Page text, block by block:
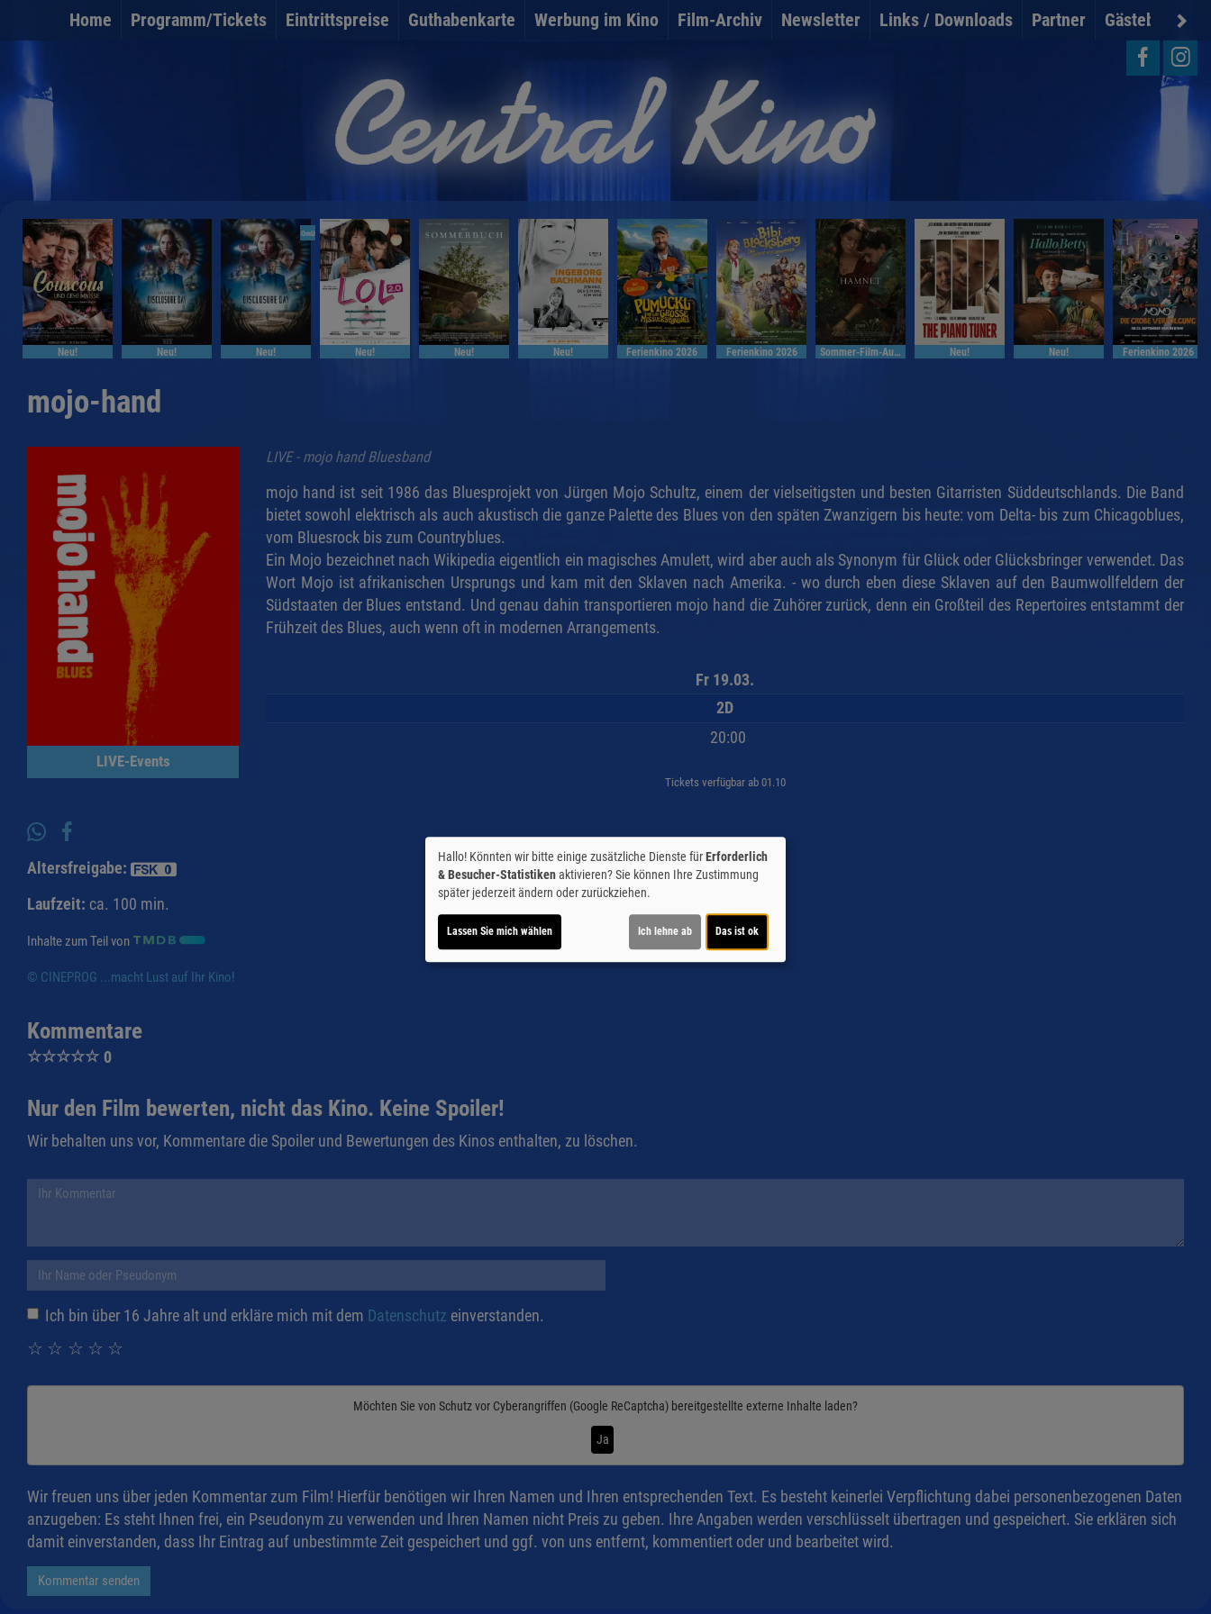
Home Programm/Tickets Eintrittspreise Guthabenkarte Werbung im Kino Film-Archiv Newsletter Links / Downloads Partner Gästebuch
Neu! Neu!
OmU
Neu! Neu! Neu! Neu! Ferienkino 2026 Ferienkino 2026 Sommer-Film-Auslese Neu! Neu! Ferienkino 2026
mojo-hand
LIVE-Events
LIVE - mojo hand Bluesband
mojo hand ist seit 1986 das Bluesprojekt von Jürgen Mojo Schultz, einem der vielseitigsten und besten Gitarristen Süddeutschlands. Die Band
bietet sowohl elektrisch als auch akustisch die ganze Palette des Blues von den späten Zwanzigern bis heute: vom Delta- bis zum Chicagoblues,
vom Bluesrock bis zum Countryblues.
Ein Mojo bezeichnet nach Wikipedia eigentlich ein magisches Amulett, wird aber auch als Synonym für Glück oder Glücksbringer verwendet. Das
Wort Mojo ist afrikanischen Ursprungs und kam mit den Sklaven nach Amerika. - wo durch eben diese Sklaven auf den Baumwollfeldern der
Südstaaten der Blues entstand. Und genau dahin transportieren mojo hand die Zuhörer zurück, denn ein Großteil des Repertoires entstammt der
Frühzeit des Blues, auch wenn oft in modernen Arrangements.
Fr 19.03.
20:00
2D
Tickets verfügbar ab 01.10
Altersfreigabe:
Laufzeit: ca. 100 min.
Inhalte zum Teil von
© CINEPROG ...macht Lust auf Ihr Kino!
Kommentare
☆☆☆☆☆ 0
Nur den Film bewerten, nicht das Kino. Keine Spoiler!
Wir behalten uns vor, Kommentare die Spoiler und Bewertungen des Kinos enthalten, zu löschen.
Ich bin über 16 Jahre alt und erkläre mich mit dem Datenschutz einverstanden.
☆
☆
☆
☆
☆
Möchten Sie von Schutz vor Cyberangriffen (Google ReCaptcha) bereitgestellte externe Inhalte laden?
Ja
Wir freuen uns über jeden Kommentar zum Film! Hierfür benötigen wir Ihren Namen und Ihren entsprechenden Text. Es besteht keinerlei Verpflichtung dabei personenbezogenen Daten
anzugeben: Es steht Ihnen frei, ein Pseudonym zu verwenden und Ihren Namen nicht Preis zu geben. Ihre Angaben werden verschlüsselt übertragen und gespeichert. Sie erklären sich
damit einverstanden, dass Ihr Eintrag auf unbestimmte Zeit gespeichert und ggf. von uns entfernt, kommentiert oder und bearbeitet wird.
Kommentar senden
Hallo! Könnten wir bitte einige zusätzliche Dienste fürErforderlich
& Besucher-Statistikenaktivieren? Sie können Ihre Zustimmung
später jederzeit ändern oder zurückziehen.
Lassen Sie mich wählen Ich lehne ab Das ist ok